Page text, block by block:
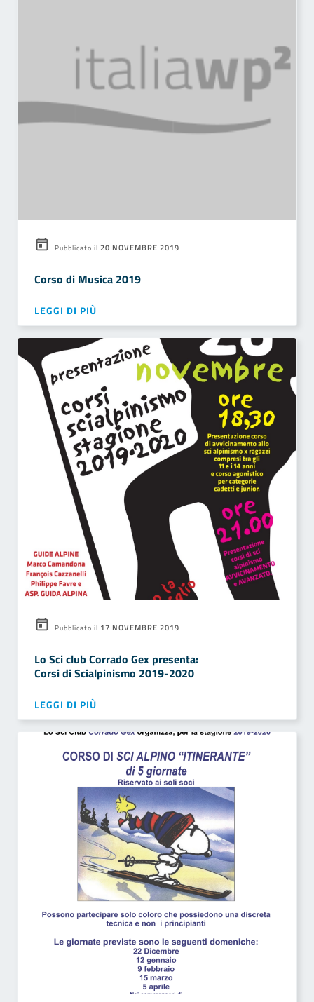
Pubblicato il 20 NOVEMBRE 2019
Corso di Musica 2019
LEGGI DI PIÙ
Pubblicato il 17 NOVEMBRE 2019
Lo Sci club Corrado Gex presenta:
Corsi di Scialpinismo 2019-2020
LEGGI DI PIÙ